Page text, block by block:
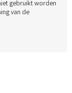
gebruikt worden
van de